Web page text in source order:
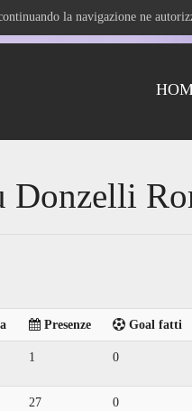
la navigazione ne
Donzelli
Presenze Goal fatti
1 0
27 0